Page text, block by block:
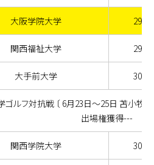
大阪学院大学 294
関西福祉大学 297
大手前大学 302
ルフ対抗戦 〔 6月23日～25日 苫小牧ゴ
出場権獲得---
関西学院大学 302